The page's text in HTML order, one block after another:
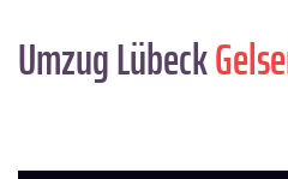
Umzug Lübeck